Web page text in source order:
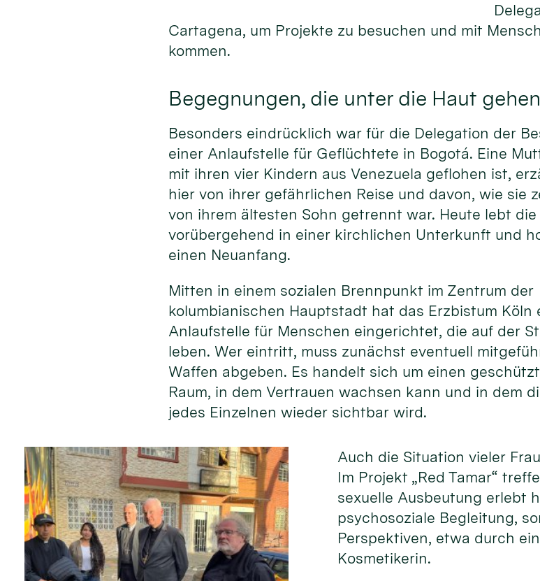
Cartagena, um Projekte zu besuchen und mit
kommen.
Begegnungen, die unter die Haut gehen
Besonders eindrücklich war für die Delegation der
einer Anlaufstelle für Geflüchtete in Bogotá. Eine
mit ihren vier Kindern aus Venezuela geflohen ist,
hier von ihrer gefährlichen Reise und davon, wie sie
von ihrem ältesten Sohn getrennt war. Heute lebt die
vorübergehend in einer kirchlichen Unterkunft und
einen Neuanfang.
Mitten in einem sozialen Brennpunkt im Zentrum der
kolumbianischen Hauptstadt hat das Erzbistum Köln
Anlaufstelle für Menschen eingerichtet, die auf der
leben. Wer eintritt, muss zunächst eventuell
Waffen abgeben. Es handelt sich um einen
Raum, in dem Vertrauen wachsen kann und in dem
jedes Einzelnen wieder sichtbar wird.
Auch die Situation vieler
Im Projekt „Red Tamar“
sexuelle Ausbeutung erlebt
psychosoziale Begleitung,
Perspektiven, etwa durch
Kosmetikerin.